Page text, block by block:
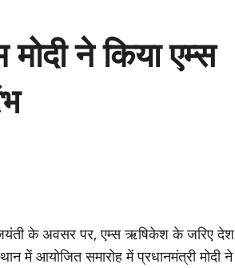
ने किया एम्स
जयंती के अवसर पर, एम्स ऋषिकेश के जरिए देश
में आयोजित समारोह में प्रधानमंत्री मोदी ने